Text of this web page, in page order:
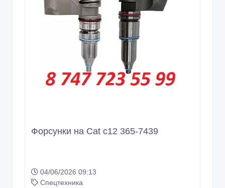
Форсунки на Cat c12 365-7439
04/06/2026 09:13
Спецтехника